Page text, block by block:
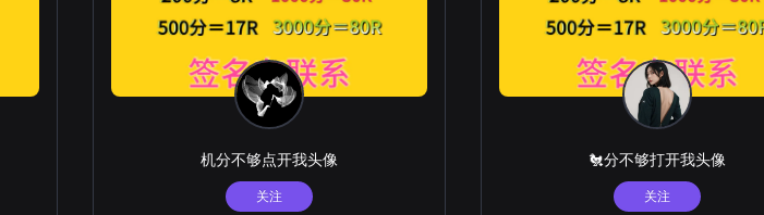
机分不够点开我头像
关注
🐔分不够打开我头像
关注